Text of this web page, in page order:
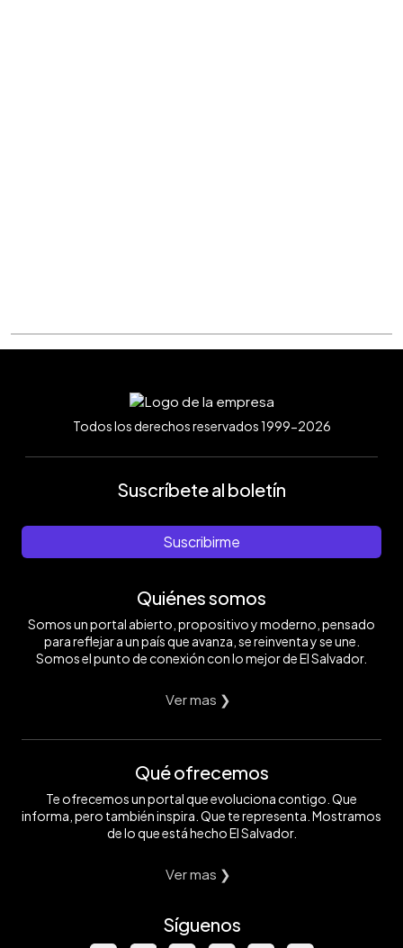
Todos los derechos reservados 1999-2026
Suscríbete al boletín
Suscribirme
Quiénes somos
Somos un portal abierto, propositivo y moderno, pensado
para reflejar a un país que avanza, se reinventa y se une.
Somos el punto de conexión con lo mejor de El Salvador.
Ver mas ❯
Qué ofrecemos
Te ofrecemos un portal que evoluciona contigo. Que
informa, pero también inspira. Que te representa. Mostramos
de lo que está hecho El Salvador.
Ver mas ❯
Síguenos